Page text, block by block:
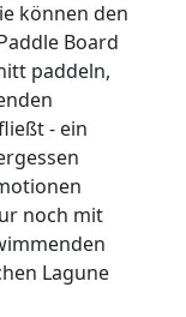
können den
Board
paddeln,
- ein
noch mit
Lagune